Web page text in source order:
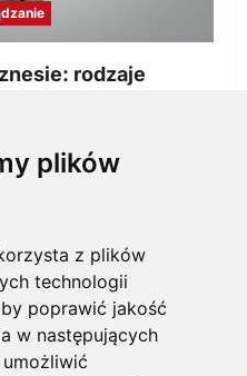
plików
z plików
technologii
poprawić jakość
w następujących
rodzaje
dla Twojej firmy